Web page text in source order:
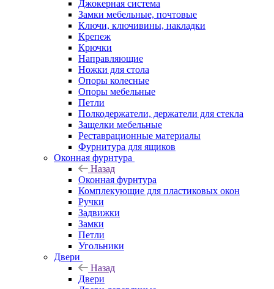
Джокерная система
Замки мебельные, почтовые
Ключи, ключивины, накладки
Крепеж
Крючки
Направляющие
Ножки для стола
Опоры колесные
Опоры мебельные
Петли
Полкодержатели, держатели для стекла
Защелки мебельные
Реставрационные материалы
Фурнитура для ящиков
Оконная фурнтура
Назад
Оконная фурнтура
Комплекующие для пластиковых окон
Ручки
Задвижки
Замки
Петли
Угольники
Двери
Назад
Двери